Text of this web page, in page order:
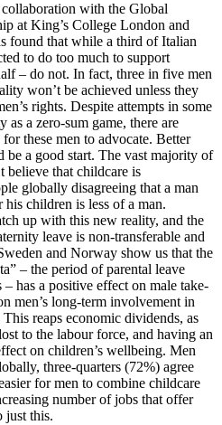
with the Global
at King’s College London and
found that while a third of Italian
to do too much to support
– do not. In fact, three in five men
won’t be achieved unless they
rights. Despite attempts in some
as a zero-sum game, there are
these men to advocate. Better
be a good start. The vast majority of
believe that childcare is
globally disagreeing that a man
children is less of a man.
up with this new reality, and the
leave is non-transferable and
and Norway show us that the
– the period of parental leave
has a positive effect on male take-
men’s long-term involvement in
reaps economic dividends, as
to the labour force, and having an
on children’s wellbeing. Men
three-quarters (72%) agree
for men to combine childcare
number of jobs that offer
just this.